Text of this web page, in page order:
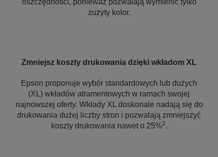
oszczędności, ponieważ pozwalają wymienić tylko
zużyty kolor.
Zmniejsz koszty drukowania dzięki wkładom XL
Epson proponuje wybór standardowych lub dużych
(XL) wkładów atramentowych w ramach swojej
najnowszej oferty. Wkłady XL doskonale nadają się do
drukowania dużej liczby stron i pozwalają zmniejszyć
koszty drukowania nawet o 25%2.